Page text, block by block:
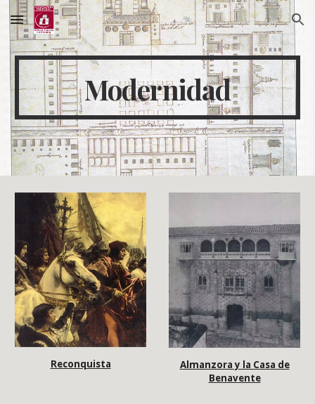
Skip to main content Skip to navigation
Modernidad
Reconquista
Almanzora y la Casa de
Benavente